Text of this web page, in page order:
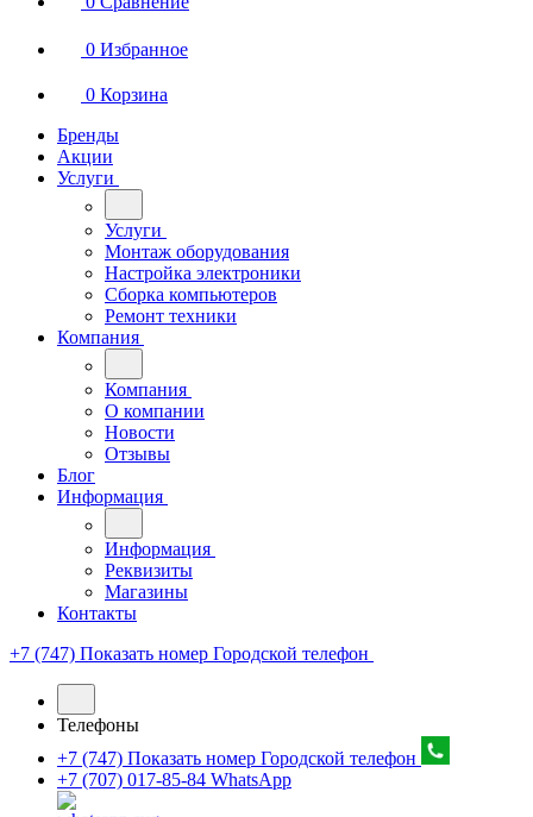
0 Избранное
0 Корзина
Бренды
Акции
Услуги
Услуги
Монтаж оборудования
Настройка электроники
Сборка компьютеров
Ремонт техники
Компания
Компания
О компании
Новости
Отзывы
Блог
Информация
Информация
Реквизиты
Магазины
Контакты
+7 (747) Показать номер Городской телефон
Телефоны
+7 (747) Показать номер Городской телефон
+7 (707) 017-85-84 WhatsApp